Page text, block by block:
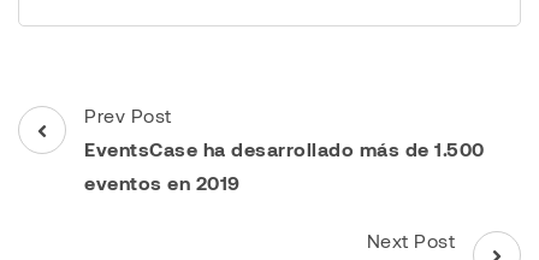
Post
Navigation
Prev Post
EventsCase ha desarrollado más de 1.500
eventos en 2019
Next Post